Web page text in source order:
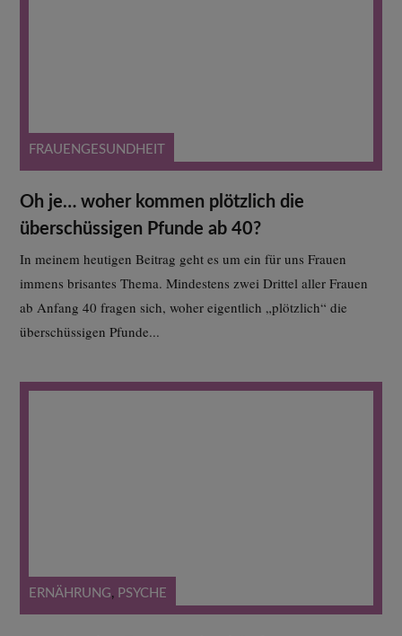
FRAUENGESUNDHEIT
Oh je… woher kommen plötzlich die
überschüssigen Pfunde ab 40?
In meinem heutigen Beitrag geht es um ein für uns Frauen
immens brisantes Thema. Mindestens zwei Drittel aller Frauen
ab Anfang 40 fragen sich, woher eigentlich „plötzlich“ die
überschüssigen Pfunde...
ERNÄHRUNG, PSYCHE